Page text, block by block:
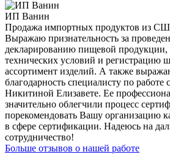
ИП Ванин
Продажа импортных продуктов из
Выражаю признательность за
декларированию пищевой продукции,
технических условий и регистрацию
ассортимент изделий. А также
благодарность специалисту по работе
Никитиной Елизавете. Ее
значительно облегчили процесс
порекомендовать Вашу организацию
в сфере сертификации. Надеюсь на
сотрудничество!
Больше отзывов о нашей работе